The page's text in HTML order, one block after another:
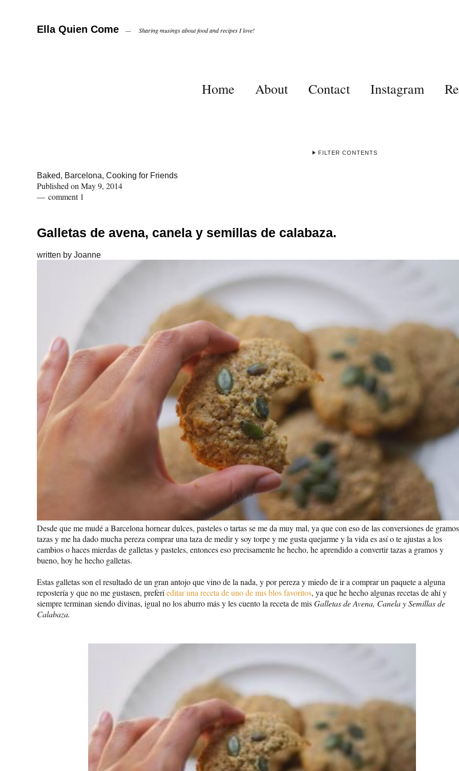
Ella Quien Come Sharing musings about food and recipes I love!
Home About Contact Instagram
FILTER CONTENTS
Baked, Barcelona, Cooking for Friends
Published on May 9, 2014
comment 1
Galletas de avena, canela y semillas de calabaza.
written by Joanne
Desde que me mudé a Barcelona hornear dulces, pasteles o tartas se me da muy mal, ya que con eso de las conversiones de
tazas y me ha dado mucha pereza comprar una taza de medir y soy torpe y me gusta quejarme y la vida es así o te ajustas a los
cambios o haces mierdas de galletas y pasteles, entonces eso precisamente he hecho, he aprendido a convertir tazas a gramos y
bueno, hoy he hecho galletas.
Estas galletas son el resultado de un gran antojo que vino de la nada, y por pereza y miedo de ir a comprar un paquete a alguna
repostería y que no me gustasen, preferíeditar una receta de uno de mis blos favoritos, ya que he hecho algunas recetas de ahí y
siempre terminan siendo divinas, igual no los aburro más y les cuento la receta de misGalletas de Avena, Canela y Semillas de
Calabaza.